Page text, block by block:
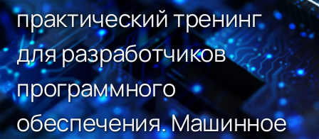
практический тренинг
для разработчиков
программного
обеспечения. Машинное